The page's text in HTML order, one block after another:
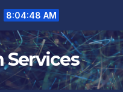
8:04:48 AM